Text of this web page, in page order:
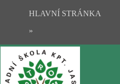
HLAVNÍ STRÁNKA
»